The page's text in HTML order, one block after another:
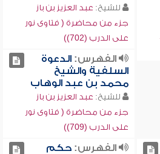
للشيخ: عبد العزيز بن باز
جزء من محاضرة ( فتاوى نور
على الدرب (702))
الفهرس:الدعوة
السلفية والشيخ
محمد بن عبد الوهاب
للشيخ: عبد العزيز بن باز
جزء من محاضرة ( فتاوى نور
على الدرب (709))
الفهرس:حكم